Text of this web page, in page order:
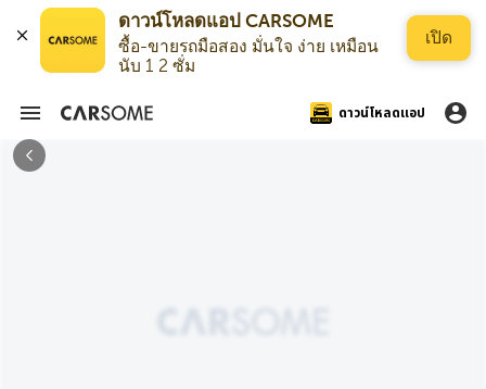
ดาวน์โหลดแอป CARSOME
ซื้อ-ขายรถมือสอง มั่นใจ ง่าย เหมือน
นับ 1 2 ซั่ม
เปิด
ดาวน์โหลดแอป